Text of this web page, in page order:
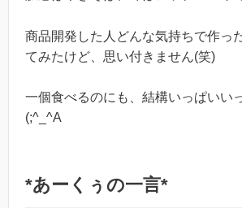
商品開発した人どんな気持ちで作っ
てみたけど、思い付きません(笑)
一個食べるのにも、結構いっぱいい
(;^_^A
*あーくぅの一言*